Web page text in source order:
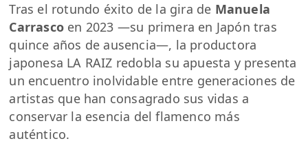
Tras el rotundo éxito de la gira de Manuela
Carrasco en 2023 —su primera en Japón tras
quince años de ausencia—, la productora
japonesa LA RAIZ redobla su apuesta y presenta
un encuentro inolvidable entre generaciones de
artistas que han consagrado sus vidas a
conservar la esencia del flamenco más
auténtico.